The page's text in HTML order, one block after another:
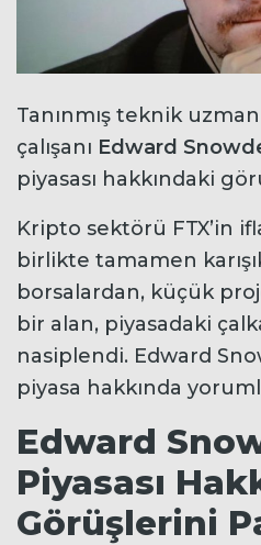
Tanınmış teknik uzman
çalışanı Edward
piyasası hakkındaki
Kripto sektörü FTX’in
birlikte tamamen
borsalardan, küçük
bir alan, piyasadaki
nasiplendi. Edward
piyasa hakkında
Edward
Piyasası
Görüşlerini